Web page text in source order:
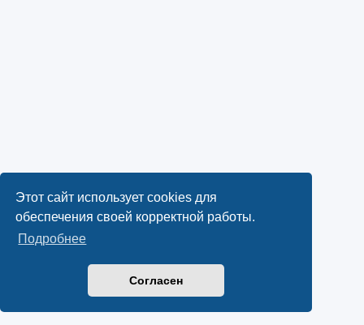
Этот сайт использует cookies для
обеспечения своей корректной работы.
Подробнее
Согласен